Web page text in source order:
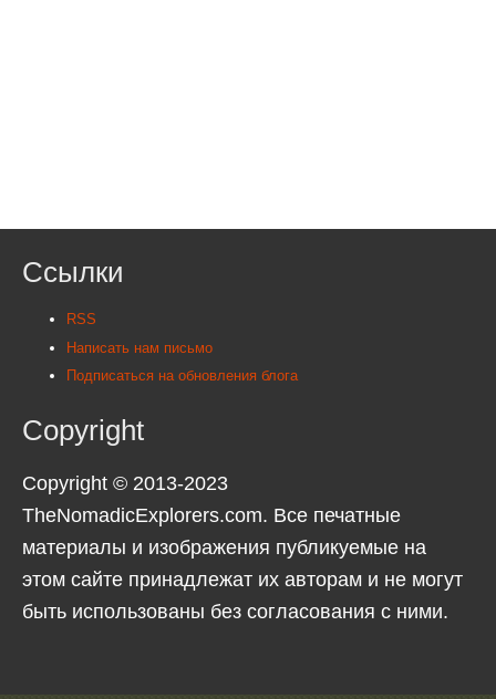
Ссылки
RSS
Написать нам письмо
Подписаться на обновления блога
Copyright
Copyright © 2013-2023
TheNomadicExplorers.com. Все печатные
материалы и изображения публикуемые на
этом сайте принадлежат их авторам и не могут
быть использованы без согласования с ними.